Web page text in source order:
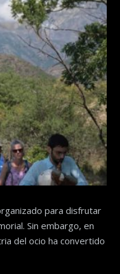
para disfrutar
Sin embargo, en
del ocio ha convertido